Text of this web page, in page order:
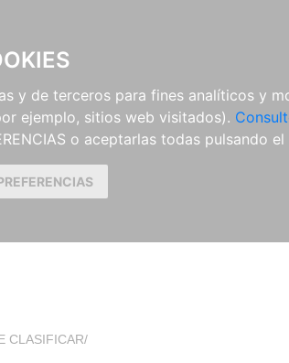
y de terceros para fines analíticos y
ejemplo, sitios web visitados).
o aceptarlas todas pulsando el
CLASIFICAR/